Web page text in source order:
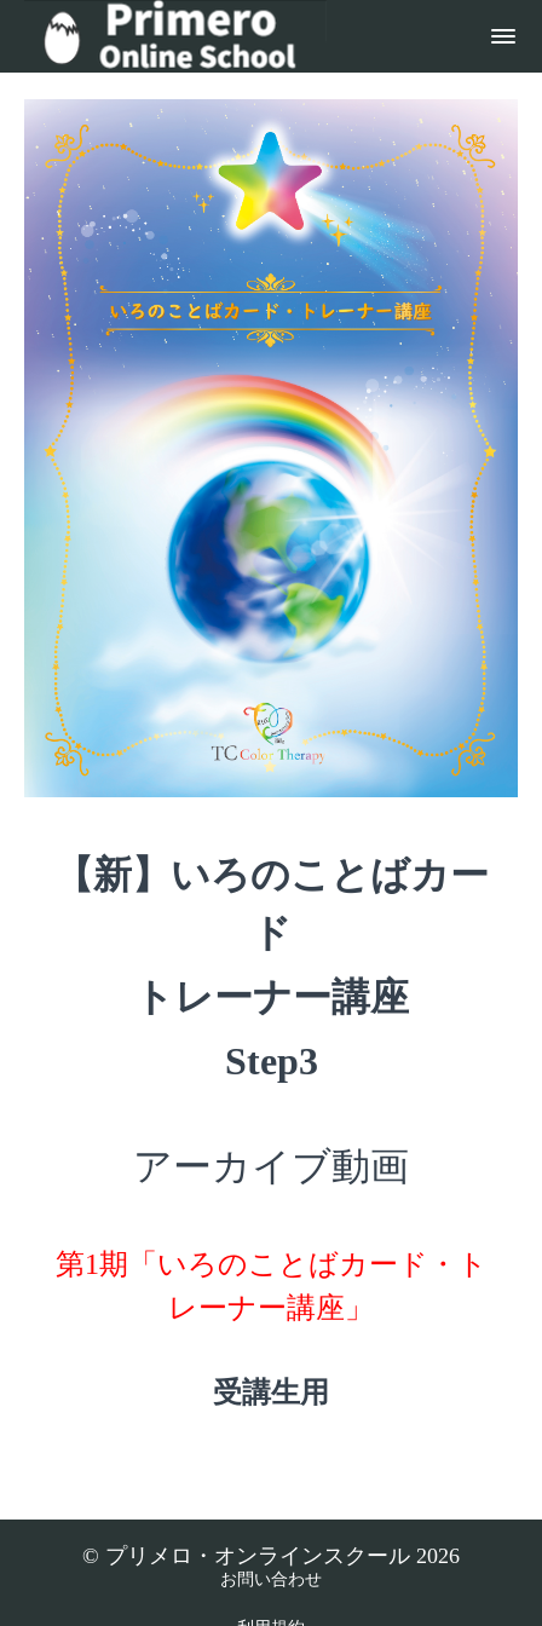
【新】いろのことばカー
ド
トレーナー講座
Step3
アーカイブ動画
第1期「いろのことばカード・ト
レーナー講座」
受講生用
© プリメロ・オンラインスクール 2026
お問い合わせ